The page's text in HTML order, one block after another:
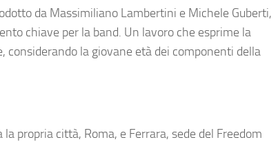
da Massimiliano Lambertini e Michele Guberti,
chiave per la band. Un lavoro che esprime la
la giovane età dei componenti della
propria città, Roma, e Ferrara, sede del Freedom